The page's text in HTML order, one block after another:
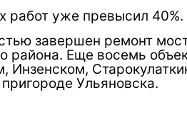
работ уже превысил 40%.
завершен ремонт
района. Еще восемь
Инзенском,
Ульяновска.